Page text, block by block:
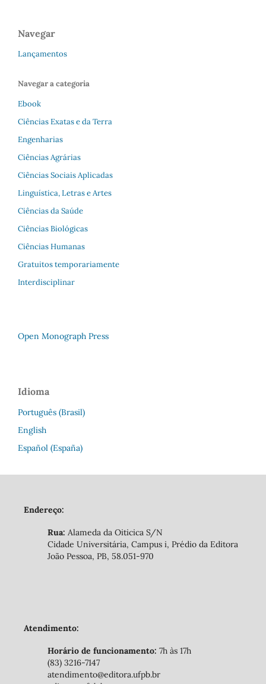
Navegar
Lançamentos
Navegar a categoria
Ebook
Ciências Exatas e da Terra
Engenharias
Ciências Agrárias
Ciências Sociais Aplicadas
Linguística, Letras e Artes
Ciências da Saúde
Ciências Biológicas
Ciências Humanas
Gratuitos temporariamente
Interdisciplinar
Open Monograph Press
Idioma
Português (Brasil)
English
Español (España)
Endereço:
Rua: Alameda da Oiticica S/N
Cidade Universitária, Campus i, Prédio da Editora
João Pessoa, PB, 58.051-970
Atendimento:
Horário de funcionamento: 7h às 17h
(83) 3216-7147
atendimento@editora.ufpb.br